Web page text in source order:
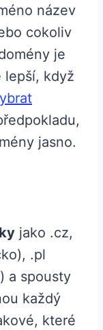
název
cokoliv
je
lepší, když
jasno.
jako .cz,
.pl
a spousty
každý
které